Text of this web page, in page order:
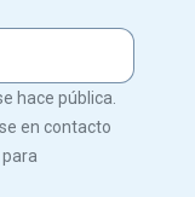
hace pública.
en contacto